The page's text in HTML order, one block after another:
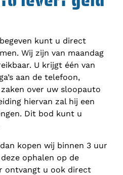
kunt u direct
Wij zijn van maandag
U krijgt één van
aan de telefoon,
over uw sloopauto
hiervan zal hij een
Dit bod kunt u
kopen wij binnen 3 uur
ophalen op de
ontvangt u ook direct